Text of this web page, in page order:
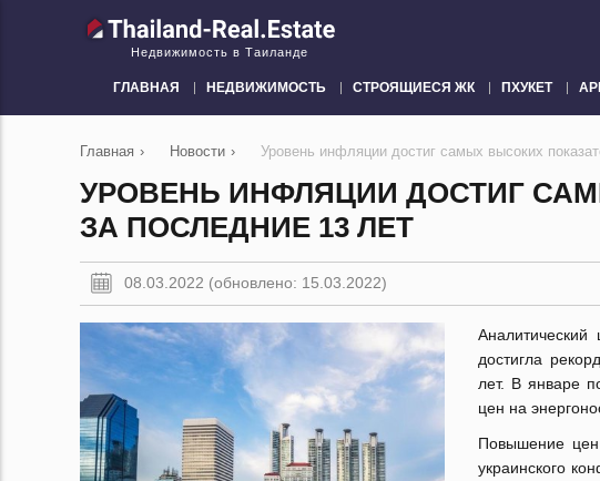
Недвижимость в Таиланде
ГЛАВНАЯ НЕДВИЖИМОСТЬ СТРОЯЩИЕСЯ ЖК ПХУКЕТ
Главная › Новости › Уровень инфляции достиг самых высоких
УРОВЕНЬ ИНФЛЯЦИИ ДОСТИГ
ЗА ПОСЛЕДНИЕ 13 ЛЕТ
08.03.2022 (обновлено: 15.03.2022)
достигла
лет. В январе
цен на
Повышение цен
украинского